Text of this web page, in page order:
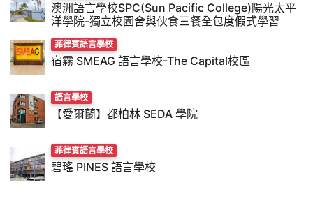
澳洲語言學校SPC(Sun Pacific College)陽光太平
洋學院-獨立校園舍與伙食三餐全包度假式學習
菲律賓語言學校
宿霧 SMEAG 語言學校-The Capital校區
語言學校
【愛爾蘭】都柏林 SEDA 學院
菲律賓語言學校
碧瑤 PINES 語言學校